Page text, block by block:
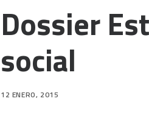
Dossier
social
12 ENERO, 2015